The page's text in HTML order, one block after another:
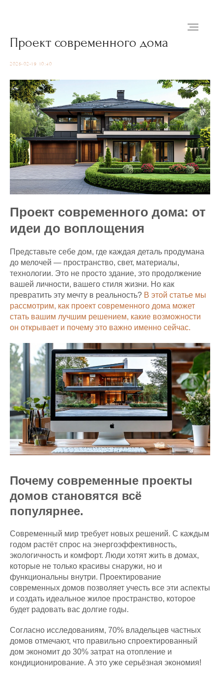
Проект современного дома
2025-02-19 10:40
Проект современного дома: от
идеи до воплощения
Представьте себе дом, где каждая деталь продумана
до мелочей — пространство, свет, материалы,
технологии. Это не просто здание, это продолжение
вашей личности, вашего стиля жизни. Но как
превратить эту мечту в реальность? В этой статье мы
рассмотрим, как проект современного дома может
стать вашим лучшим решением, какие возможности
он открывает и почему это важно именно сейчас.
Почему современные проекты
домов становятся всё
популярнее.
Современный мир требует новых решений. С каждым
годом растёт спрос на энергоэффективность,
экологичность и комфорт. Люди хотят жить в домах,
которые не только красивы снаружи, но и
функциональны внутри. Проектирование
современных домов позволяет учесть все эти аспекты
и создать идеальное жилое пространство, которое
будет радовать вас долгие годы.
Согласно исследованиям, 70% владельцев частных
домов отмечают, что правильно спроектированный
дом экономит до 30% затрат на отопление и
кондиционирование. А это уже серьёзная экономия!